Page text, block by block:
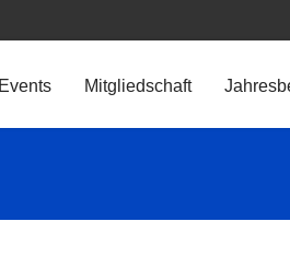
Events Mitgliedschaft